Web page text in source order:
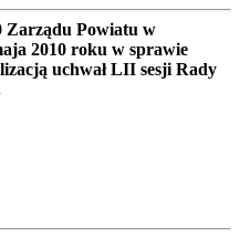
Zarządu Powiatu w
2010 roku w sprawie
uchwał LII sesji Rady